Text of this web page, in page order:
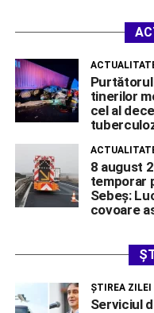
Purtătorul
tinerilor
cel al
8 august
temporar
Sebeș:
covoare
ŞTIREA ZILEI
Serviciul